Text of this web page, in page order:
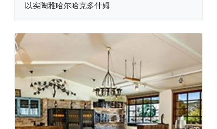
以实陶雅哈尔哈克多什姆